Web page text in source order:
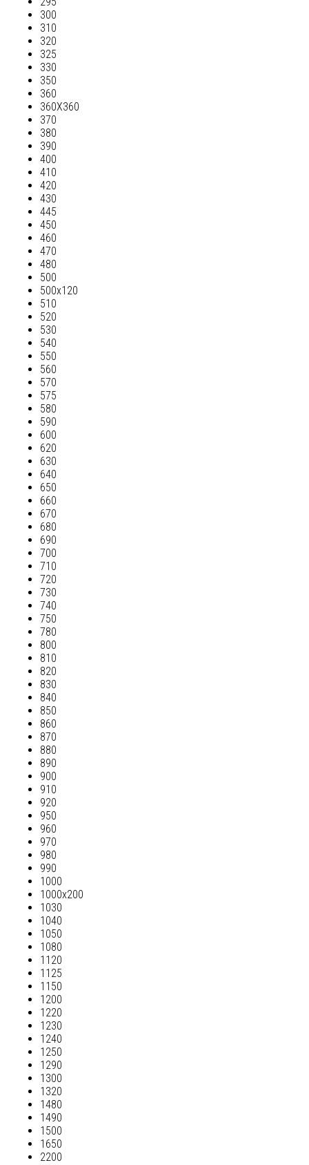
300
310
320
325
330
350
360
360Х360
370
380
390
400
410
420
430
445
450
460
470
480
500
500х120
510
520
530
540
550
560
570
575
580
590
600
620
630
640
650
660
670
680
690
700
710
720
730
740
750
780
800
810
820
830
840
850
860
870
880
890
900
910
920
950
960
970
980
990
1000
1000х200
1030
1040
1050
1080
1120
1125
1150
1200
1220
1230
1240
1250
1290
1300
1320
1480
1490
1500
1650
2200